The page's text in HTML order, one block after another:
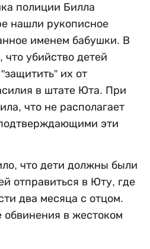
полиции Билла
нашли рукописное
именем бабушки. В
что убийство детей
их от
в штате Юта. При
что не располагает
эти
что дети должны были
отправиться в Юту, где
два месяца с отцом.
обвинения в жестоком